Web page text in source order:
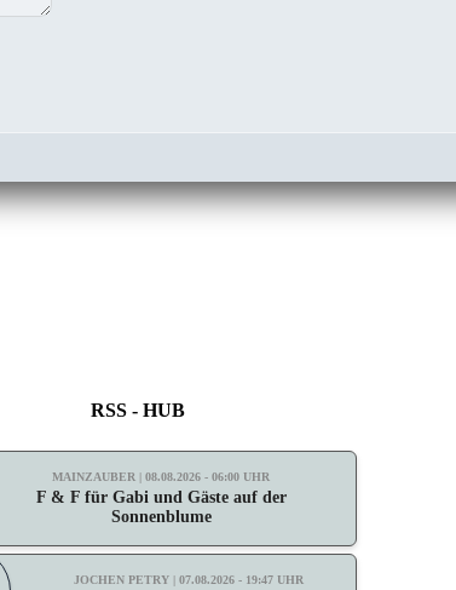
RSS - HUB
MAINZAUBER | 08.08.2026 - 06:00 UHR
F & F für Gabi und Gäste auf der
Sonnenblume
JOCHEN PETRY | 07.08.2026 - 19:47 UHR